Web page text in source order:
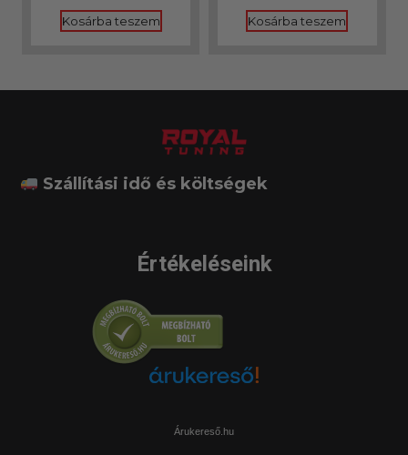
Kosárba teszem Kosárba teszem
Szállítási idő és költségek
Értékeléseink
Árukereső.hu